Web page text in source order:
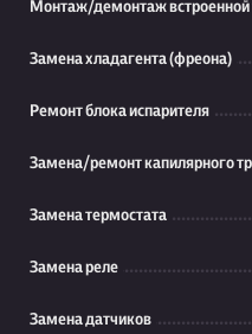
Монтаж/демонтаж встроенной
Замена хладагента (фреона)
Ремонт блока испарителя
Замена/ремонт капилярного
Замена термостата
Замена реле
Замена датчиков